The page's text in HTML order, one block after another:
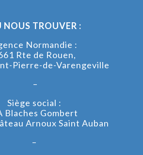
NOUS TROUVER :
Normandie :
Rte de Rouen,
Pierre-de-Varengeville
–
Siège social :
Blaches Gombert
Arnoux Saint Auban
–